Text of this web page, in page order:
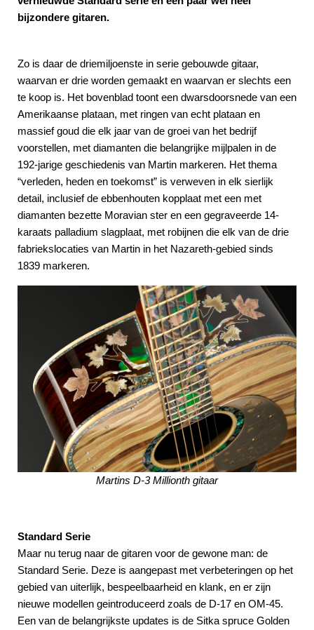
bijzondere gitaren.
Zo is daar de driemiljoenste in serie gebouwde gitaar,
waarvan er drie worden gemaakt en waarvan er slechts een
te koop is. Het bovenblad toont een dwarsdoorsnede van een
Amerikaanse plataan, met ringen van echt plataan en
massief goud die elk jaar van de groei van het bedrijf
voorstellen, met diamanten die belangrijke mijlpalen in de
192-jarige geschiedenis van Martin markeren. Het thema
“verleden, heden en toekomst” is verweven in elk sierlijk
detail, inclusief de ebbenhouten kopplaat met een met
diamanten bezette Moravian ster en een gegraveerde 14-
karaats palladium slagplaat, met robijnen die elk van de drie
fabriekslocaties van Martin in het Nazareth-gebied sinds
1839 markeren.
Martins D-3 Millionth gitaar
Standard Serie
Maar nu terug naar de gitaren voor de gewone man: de
Standard Serie. Deze is aangepast met verbeteringen op het
gebied van uiterlijk, bespeelbaarheid en klank, en er zijn
nieuwe modellen geintroduceerd zoals de D-17 en OM-45.
Een van de belangrijkste updates is de Sitka spruce Golden